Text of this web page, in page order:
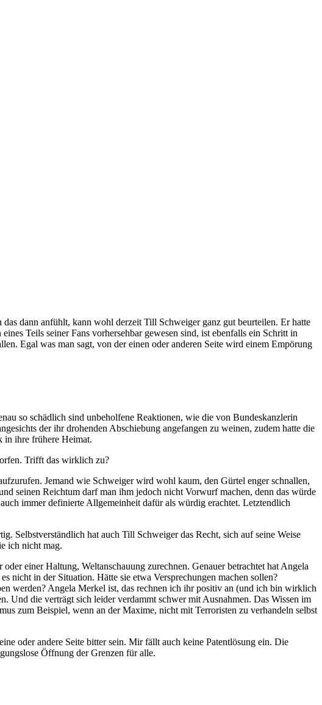
dann anfühlt, kann wohl derzeit Till Schweiger ganz gut beurteilen. Er hatte
Teils seiner Fans vorhersehbar gewesen sind, ist ebenfalls ein Schritt in
Egal was man sagt, von der einen oder anderen Seite wird einem Empörung
so schädlich sind unbeholfene Reaktionen, wie die von Bundeskanzlerin
der ihr drohenden Abschiebung angefangen zu weinen, zudem hatte die
in ihre frühere Heimat.
Trifft das wirklich zu?
Jemand wie Schweiger wird wohl kaum, den Gürtel enger schnallen,
seinen Reichtum darf man ihm jedoch nicht Vorwurf machen, denn das würde
immer definierte Allgemeinheit dafür als würdig erachtet. Letztendlich
Selbstverständlich hat auch Till Schweiger das Recht, sich auf seine Weise
ich nicht mag.
einer Haltung, Weltanschauung zurechnen. Genauer betrachtet hat Angela
nicht in der Situation. Hätte sie etwa Versprechungen machen sollen?
werden? Angela Merkel ist, das rechnen ich ihr positiv an (und ich bin wirklich
Und die verträgt sich leider verdammt schwer mit Ausnahmen. Das Wissen im
zum Beispiel, wenn an der Maxime, nicht mit Terroristen zu verhandeln selbst
oder andere Seite bitter sein. Mir fällt auch keine Patentlösung ein. Die
Öffnung der Grenzen für alle.